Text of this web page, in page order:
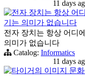
11 days
전자 장치는 항상 어
기는 의미가 없습니다
전자 장치는 항상 어디
의미가 없습니다
Catalog: Informatics
11 days
타이거의 이미지 문